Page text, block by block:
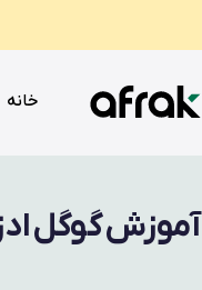
خانه
آموزش گوگل